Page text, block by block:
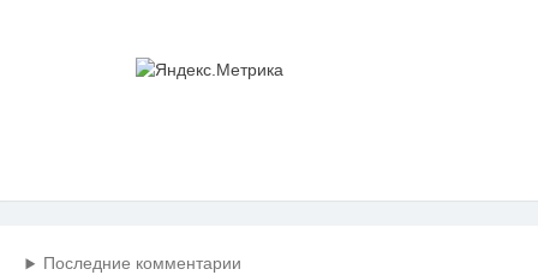
Последние комментарии